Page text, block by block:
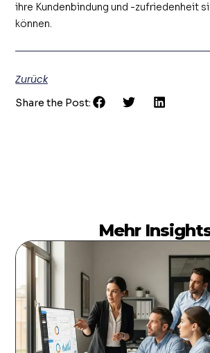
ihre Kundenbindung und -zufriedenheit
können.
Zurück
Share the Post:
Mehr